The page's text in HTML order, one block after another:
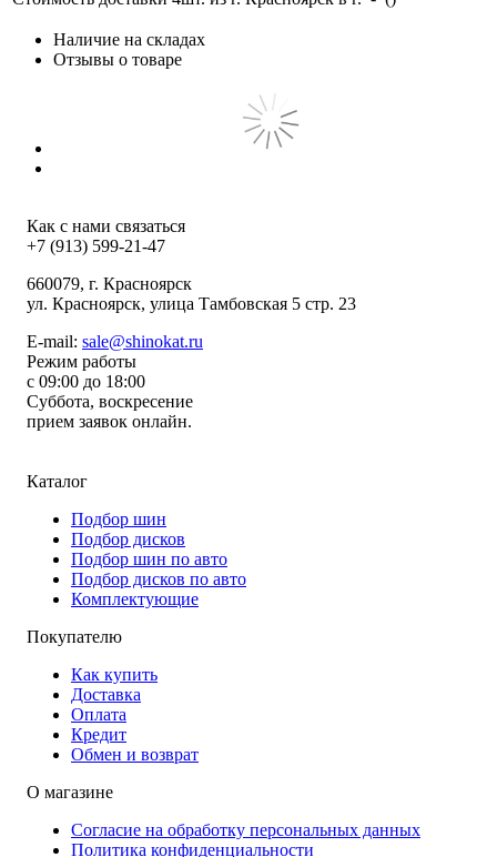
Наличие на складах
Отзывы о товаре
Как с нами связаться
+7 (913) 599-21-47
660079, г. Красноярск
ул. Красноярск, улица Тамбовская 5 стр. 23
E-mail: sale@shinokat.ru
Режим работы
с 09:00 до 18:00
Суббота, воскресение
прием заявок онлайн.
Каталог
Подбор шин
Подбор дисков
Подбор шин по авто
Подбор дисков по авто
Комплектующие
Покупателю
Как купить
Доставка
Оплата
Кредит
Обмен и возврат
О магазине
Согласие на обработку персональных данных
Политика конфиденциальности